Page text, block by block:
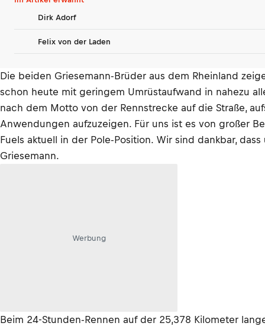
Dirk Adorf
Felix von der Laden
Die beiden Griesemann-Brüder aus dem Rheinland
schon heute mit geringem Umrüstaufwand in nahezu
nach dem Motto von der Rennstrecke auf die Straße,
Anwendungen aufzuzeigen. Für uns ist es von großer
Fuels aktuell in der Pole-Position. Wir sind dankbar,
Griesemann.
Werbung
Beim 24-Stunden-Rennen auf der 25,378 Kilometer